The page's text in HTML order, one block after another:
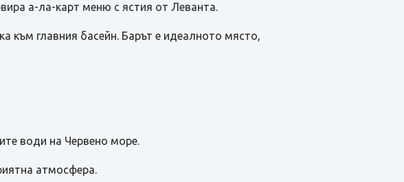
а-ла-карт меню с ястия от Леванта.
към главния басейн. Барът е идеалното място,
води на Червено море.
атмосфера.